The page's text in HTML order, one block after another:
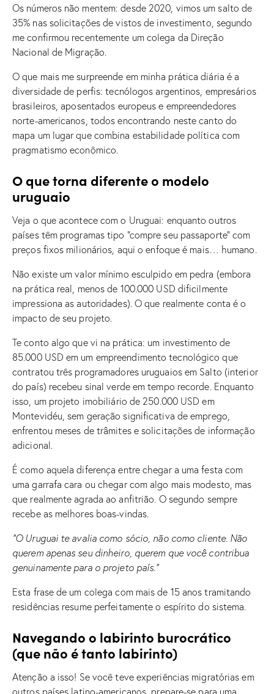
Os números não mentem: desde 2020, vimos um salto de
35% nas solicitações de vistos de investimento, segundo
me confirmou recentemente um colega da Direção
Nacional de Migração.
O que mais me surpreende em minha prática diária é a
diversidade de perfis: tecnólogos argentinos, empresários
brasileiros, aposentados europeus e empreendedores
norte-americanos, todos encontrando neste canto do
mapa um lugar que combina estabilidade política com
pragmatismo econômico.
O que torna diferente o modelo
uruguaio
Veja o que acontece com o Uruguai: enquanto outros
países têm programas tipo “compre seu passaporte” com
preços fixos milionários, aqui o enfoque é mais… humano.
Não existe um valor mínimo esculpido em pedra (embora
na prática real, menos de 100.000 USD dificilmente
impressiona as autoridades). O que realmente conta é o
impacto de seu projeto.
Te conto algo que vi na prática: um investimento de
85.000 USD em um empreendimento tecnológico que
contratou três programadores uruguaios em Salto (interior
do país) recebeu sinal verde em tempo recorde. Enquanto
isso, um projeto imobiliário de 250.000 USD em
Montevidéu, sem geração significativa de emprego,
enfrentou meses de trâmites e solicitações de informação
adicional.
É como aquela diferença entre chegar a uma festa com
uma garrafa cara ou chegar com algo mais modesto, mas
que realmente agrada ao anfitrião. O segundo sempre
recebe as melhores boas-vindas.
“O Uruguai te avalia como sócio, não como cliente. Não
querem apenas seu dinheiro, querem que você contribua
genuinamente para o projeto país.”
Esta frase de um colega com mais de 15 anos tramitando
residências resume perfeitamente o espírito do sistema.
Navegando o labirinto burocrático
(que não é tanto labirinto)
Atenção a isso! Se você teve experiências migratórias em
outros países latino-americanos, prepare-se para uma